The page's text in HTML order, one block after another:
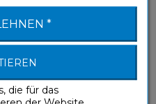
mp3 USB)
*
die für das